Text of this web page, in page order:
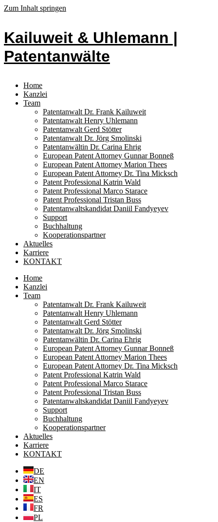
Zum Inhalt springen
Kailuweit & Uhlemann |
Patentanwälte
Home
Kanzlei
Team
Patentanwalt Dr. Frank Kailuweit
Patentanwalt Henry Uhlemann
Patentanwalt Gerd Stötter
Patentanwalt Dr. Jörg Smolinski
Patentanwältin Dr. Carina Ehrig
European Patent Attorney Gunnar Bonneß
European Patent Attorney Marion Thees
European Patent Attorney Dr. Tina Micksch
Patent Professional Katrin Wald
Patent Professional Marco Starace
Patent Professional Tristan Buss
Patentanwaltskandidat Daniil Fandyeyev
Support
Buchhaltung
Kooperationspartner
Aktuelles
Karriere
KONTAKT
Home
Kanzlei
Team
Patentanwalt Dr. Frank Kailuweit
Patentanwalt Henry Uhlemann
Patentanwalt Gerd Stötter
Patentanwalt Dr. Jörg Smolinski
Patentanwältin Dr. Carina Ehrig
European Patent Attorney Gunnar Bonneß
European Patent Attorney Marion Thees
European Patent Attorney Dr. Tina Micksch
Patent Professional Katrin Wald
Patent Professional Marco Starace
Patent Professional Tristan Buss
Patentanwaltskandidat Daniil Fandyeyev
Support
Buchhaltung
Kooperationspartner
Aktuelles
Karriere
KONTAKT
DE
EN
IT
ES
FR
PL